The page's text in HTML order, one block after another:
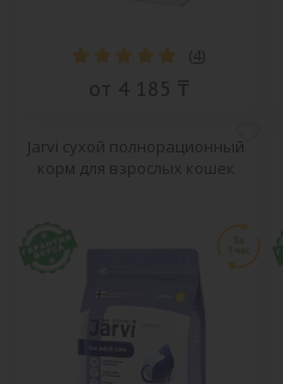
(4)
от 4 185 ₸
Jarvi сухой полнорационный
корм для взрослых кошек